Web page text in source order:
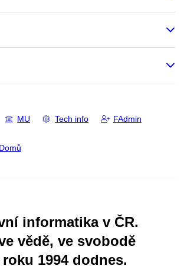
MU Tech info FAdmin
Domů
informatika v ČR.
vědě, ve svobodě
roku 1994 dodnes.